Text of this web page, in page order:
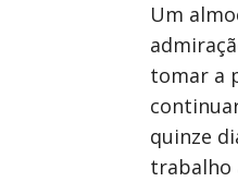
Um
tomar a
quinze
trabalho